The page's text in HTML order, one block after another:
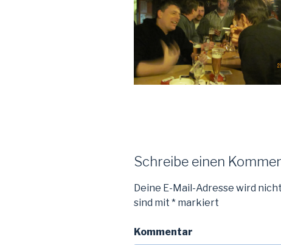
Schreibe einen
Deine E-Mail-Adresse wird
sind mit * markiert
Kommentar